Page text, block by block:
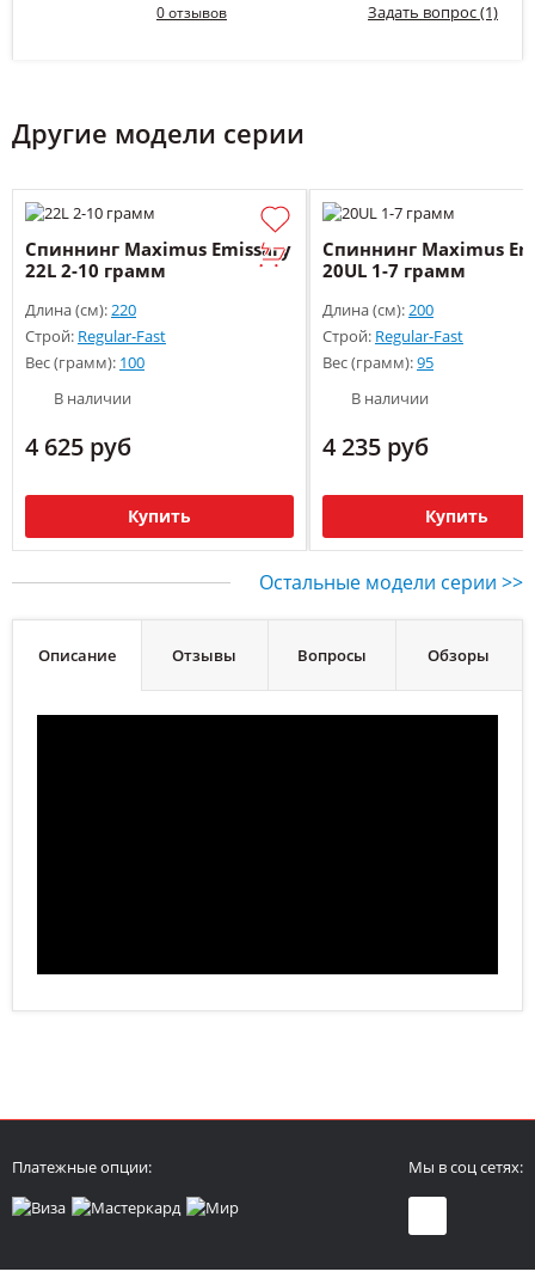
0 отзывов Задать вопрос (1)
Другие модели серии
Спиннинг Maximus Emissary
22L 2-10 грамм
Длина (см):220
Строй: Regular-Fast
Вес (грамм): 100
В наличии
4 625 руб
Купить
Спиннинг Maximus
20UL 1-7 грамм
Длина (см):200
Строй: Regular-Fast
Вес (грамм):95
В наличии
4 235 руб
Купить
Остальные модели серии >>
Описание Отзывы Вопросы Обзоры
Платежные опции: Мы в соц сетях: